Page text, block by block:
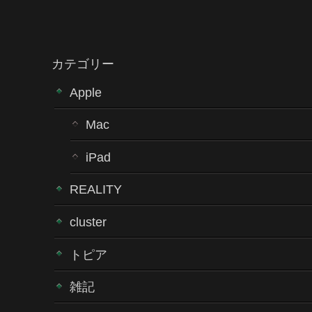
カテゴリー
Apple
Mac
iPad
REALITY
cluster
トピア
雑記